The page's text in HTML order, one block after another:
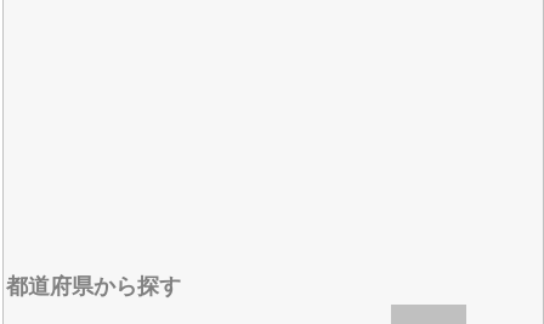
都道府県から探す